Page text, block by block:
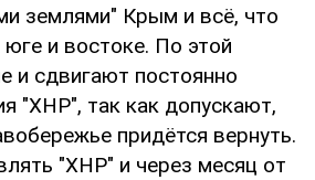
землями" Крым и всё, что
и востоке. По этой
и сдвигают постоянно
"ХНР", так как допускают,
придётся вернуть.
"ХНР" и через месяц от